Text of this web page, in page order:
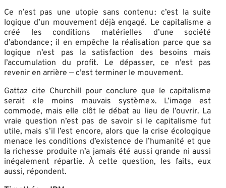
Ce n’est pas une utopie sans contenu : c’est la suite
logique d’un mouvement déjà engagé. Le capitalisme a
créé les conditions matérielles d’une société
d’abondance ; il en empêche la réalisation parce que sa
logique n’est pas la satisfaction des besoins mais
l’accumulation du profit. Le dépasser, ce n’est pas
revenir en arrière — c’est terminer le mouvement.
Gattaz cite Churchill pour conclure que le capitalisme
serait « le moins mauvais système ». L’image est
commode, mais elle clôt le débat au lieu de l’ouvrir. La
vraie question n’est pas de savoir si le capitalisme fut
utile, mais s’il l’est encore, alors que la crise écologique
menace les conditions d’existence de l’humanité et que
la richesse produite n’a jamais été aussi grande ni aussi
inégalement répartie. À cette question, les faits, eux
aussi, répondent.